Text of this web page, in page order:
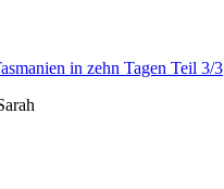
in zehn Tagen Teil 3/3